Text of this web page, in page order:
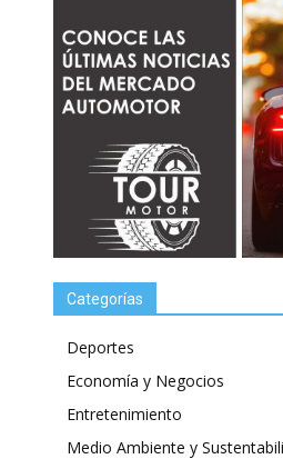
Categorías
Deportes
Economía y Negocios
Entretenimiento
Medio Ambiente y